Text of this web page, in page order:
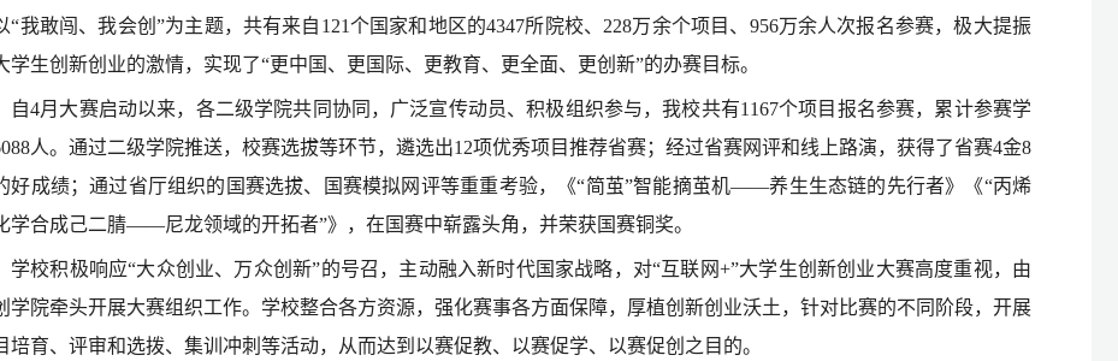
“我敢闯、我会创”为主题，共有来自121个国家和地区的4347所院校、228万余个项目、956万余人次报名参赛，极大提振
学生创新创业的激情，实现了“更中国、更国际、更教育、更全面、更创新”的办赛目标。
自4月大赛启动以来，各二级学院共同协同，广泛宣传动员、积极组织参与，我校共有1167个项目报名参赛，累计参赛学
人。通过二级学院推送，校赛选拔等环节，遴选出12项优秀项目推荐省赛；经过省赛网评和线上路演，获得了省赛4金8
好成绩；通过省厅组织的国赛选拔、国赛模拟网评等重重考验，《“简茧”智能摘茧机——养生生态链的先行者》《“丙烯
学合成己二腈——尼龙领域的开拓者”》，在国赛中崭露头角，并荣获国赛铜奖。
学校积极响应“大众创业、万众创新”的号召，主动融入新时代国家战略，对“互联网+”大学生创新创业大赛高度重视，由
学院牵头开展大赛组织工作。学校整合各方资源，强化赛事各方面保障，厚植创新创业沃土，针对比赛的不同阶段，开展
培育、评审和选拨、集训冲刺等活动，从而达到以赛促教、以赛促学、以赛促创之目的。